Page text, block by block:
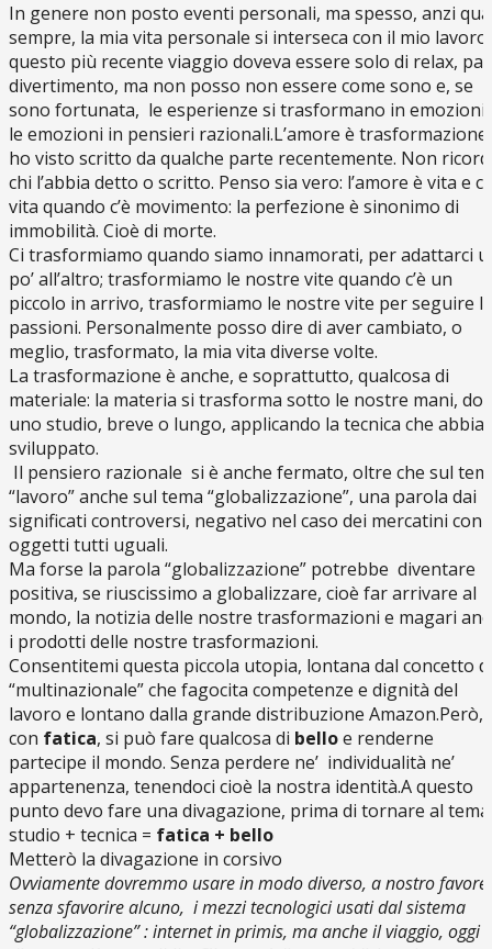
In genere non posto eventi personali, ma spesso, anzi
sempre, la mia vita personale si interseca con il mio lavoro:
questo più recente viaggio doveva essere solo di relax,
divertimento, ma non posso non essere come sono e, se
sono fortunata, le esperienze si trasformano in emozioni
le emozioni in pensieri razionali.L’amore è trasformazione,
ho visto scritto da qualche parte recentemente. Non
chi l’abbia detto o scritto. Penso sia vero: l’amore è vita e
vita quando c’è movimento: la perfezione è sinonimo di
immobilità. Cioè di morte.
Ci trasformiamo quando siamo innamorati, per adattarci
po’ all’altro; trasformiamo le nostre vite quando c’è un
piccolo in arrivo, trasformiamo le nostre vite per seguire le
passioni. Personalmente posso dire di aver cambiato, o
meglio, trasformato, la mia vita diverse volte.
La trasformazione è anche, e soprattutto, qualcosa di
materiale: la materia si trasforma sotto le nostre mani,
uno studio, breve o lungo, applicando la tecnica che
sviluppato.
Il pensiero razionale si è anche fermato, oltre che sul
“lavoro” anche sul tema “globalizzazione”, una parola dai
significati controversi, negativo nel caso dei mercatini con
oggetti tutti uguali.
Ma forse la parola “globalizzazione” potrebbe diventare
positiva, se riuscissimo a globalizzare, cioè far arrivare al
mondo, la notizia delle nostre trasformazioni e magari
i prodotti delle nostre trasformazioni.
Consentitemi questa piccola utopia, lontana dal concetto di
“multinazionale” che fagocita competenze e dignità del
lavoro e lontano dalla grande distribuzione Amazon.Però,
con fatica, si può fare qualcosa di belloe renderne
partecipe il mondo. Senza perdere ne’ individualità ne’
appartenenza, tenendoci cioè la nostra identità.A questo
punto devo fare una divagazione, prima di tornare al tema:
studio + tecnica = fatica + bello
Metterò la divagazione in corsivo
Ovviamente dovremmo usare in modo diverso, a nostro favore
senza sfavorire alcuno, i mezzi tecnologici usati dal sistema
“globalizzazione” : internet in primis, ma anche il viaggio, oggi